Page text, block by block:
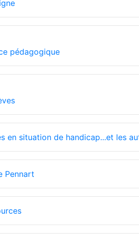
pédagogique
en situation de handicap...et les
Pennart